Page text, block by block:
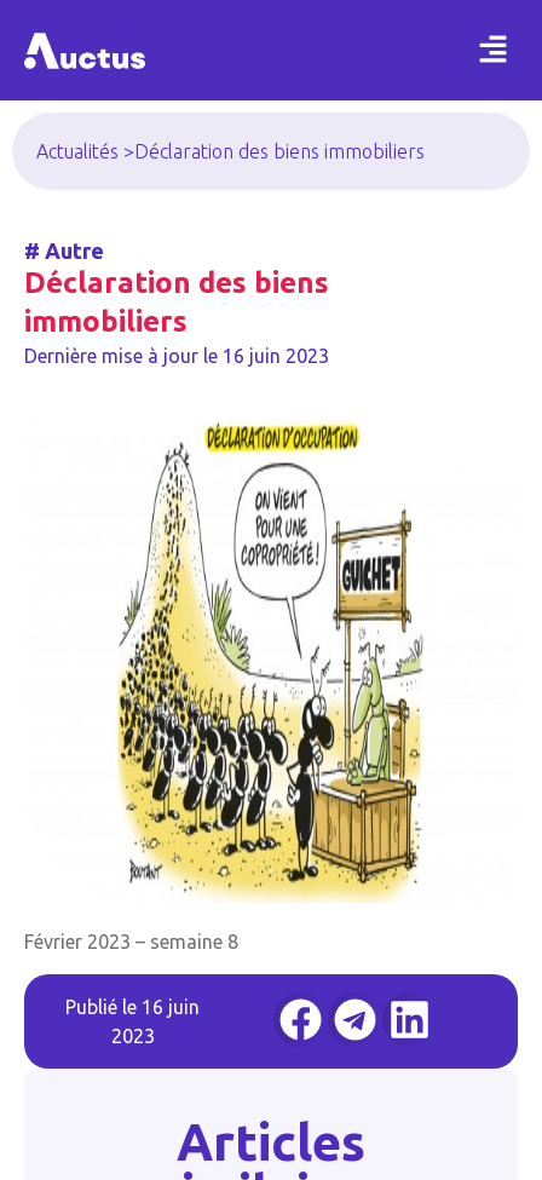
Actualités >Déclaration des biens immobiliers
# Autre
Déclaration des biens
immobiliers
Dernière mise à jour le 16 juin 2023
Février 2023 – semaine 8
Publié le 16 juin
2023
Articles